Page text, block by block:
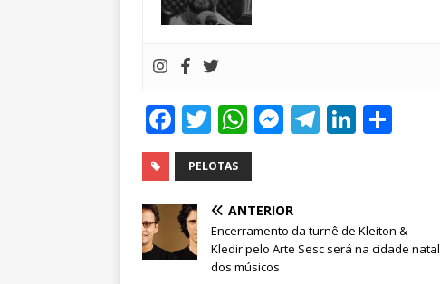
F
a
c
e
b
o
T
w
it
te
r
W
h
at
s
A
p
M
e
n
g
T
ra
m
Li
dI
n
PELOTAS
ANTERIOR
Encerramento da turnê de Kleiton &
Kledir pelo Arte Sesc será na cidade natal
dos músicos